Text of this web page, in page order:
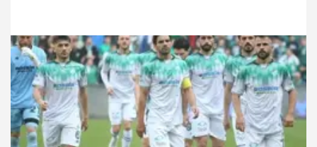
28.01.2026 Bursa